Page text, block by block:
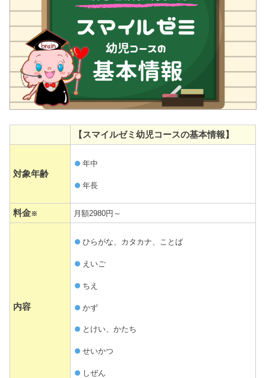
【スマイルゼミ幼児コースの基本情報】
対象年齢
年中
年長
料金※ 月額2980円～
内容
ひらがな、カタカナ、ことば
えいご
ちえ
かず
とけい、かたち
せいかつ
しぜん